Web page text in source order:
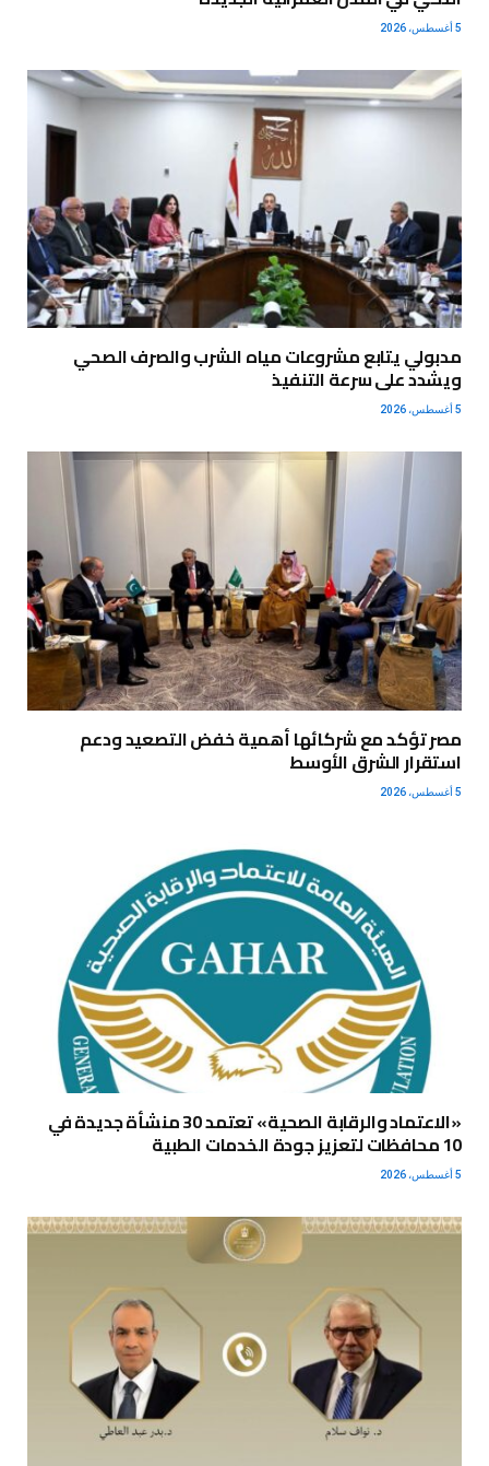
5 أغسطس، 2026
مدبولي يتابع مشروعات مياه الشرب والصرف الصحي
ويشدد على سرعة التنفيذ
5 أغسطس، 2026
مصر تؤكد مع شركائها أهمية خفض التصعيد ودعم
استقرار الشرق الأوسط
5 أغسطس، 2026
«الاعتماد والرقابة الصحية» تعتمد 30 منشأة جديدة في
10 محافظات لتعزيز جودة الخدمات الطبية
5 أغسطس، 2026